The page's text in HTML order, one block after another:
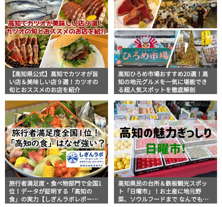
【高知県公式】高知でカツオが旨
い店＆美味しい店９選！カツオの
旬とおススメのお店を紹介
高知ひろめ市場おすすめ20選！高
知の地元グルメを一気に堪能でき
る超人気スポットを徹底解剖
旅行者満足度・食べ物部門で全国1
位！データが証明する「高知の
食」の実力【しぎんラボレポー
高知県民の台所＆鉄板観光スポッ
ト「日曜市」！お土産に地元野
菜、ソウルフードまで なんでもそ